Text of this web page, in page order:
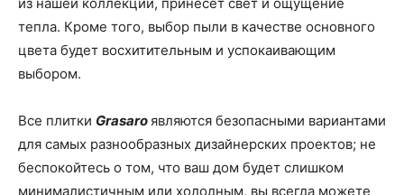
тепла. Кроме того, выбор пыли в качестве основного
цвета будет восхитительным и успокаивающим
выбором.
Все плитки Grasaroявляются безопасными вариантами
для самых разнообразных дизайнерских проектов; не
беспокойтесь о том, что ваш дом будет слишком
минималистичным или холодным, вы всегда можете